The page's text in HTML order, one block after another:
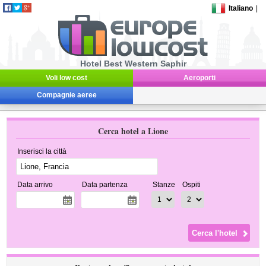
Italiano
Hotel Best Western Saphir
Voli low cost Aeroporti
Compagnie aeree
Cerca hotel a Lione
Inserisci la città
Data arrivo Data partenza Stanze Ospiti